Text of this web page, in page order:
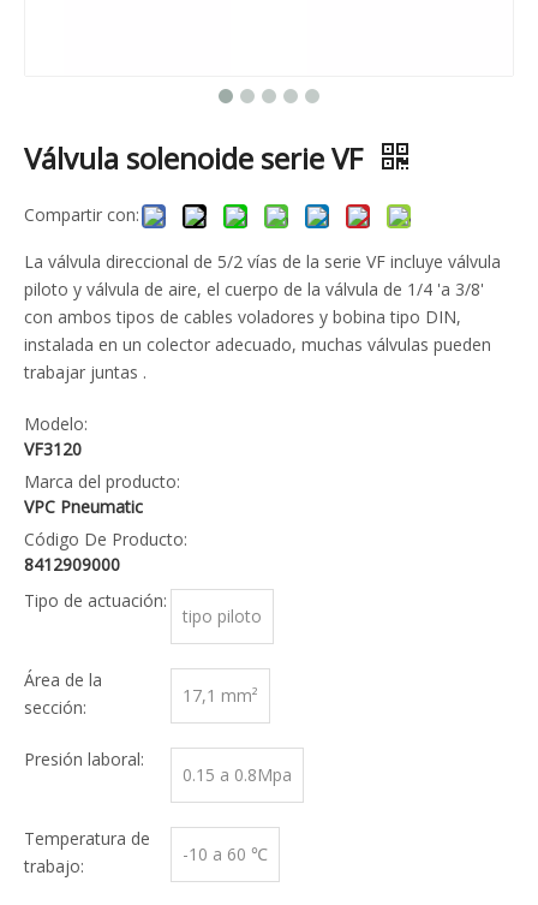
Válvula solenoide serie VF
Compartir con:
La válvula direccional de 5/2 vías de la serie VF incluye válvula
piloto y válvula de aire, el cuerpo de la válvula de 1/4 'a 3/8'
con ambos tipos de cables voladores y bobina tipo DIN,
instalada en un colector adecuado, muchas válvulas pueden
trabajar juntas .
Modelo:
VF3120
Marca del producto:
VPC Pneumatic
Código De Producto:
8412909000
Tipo de actuación:
tipo piloto
Área de la
sección:
17,1 mm²
Presión laboral:
0.15 a 0.8Mpa
Temperatura de
trabajo:
-10 a 60 ℃